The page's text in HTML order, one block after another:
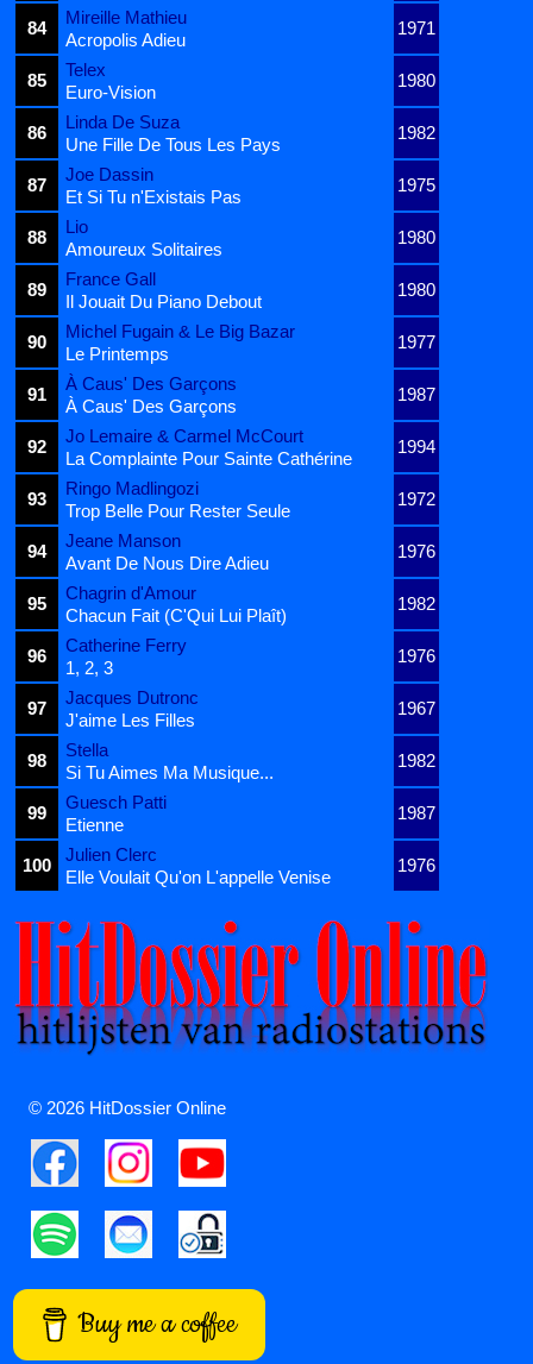
84
Mireille Mathieu
1971
Acropolis Adieu
85
Telex
1980
Euro-Vision
86
Linda De Suza
1982
Une Fille De Tous Les Pays
87
Joe Dassin
1975
Et Si Tu n'Existais Pas
88
Lio
1980
Amoureux Solitaires
89
France Gall
1980
Il Jouait Du Piano Debout
90
Michel Fugain & Le Big Bazar
1977
Le Printemps
91
À Caus' Des Garçons
1987
À Caus' Des Garçons
92
Jo Lemaire & Carmel McCourt
1994
La Complainte Pour Sainte Cathérine
93
Ringo Madlingozi
1972
Trop Belle Pour Rester Seule
94
Jeane Manson
1976
Avant De Nous Dire Adieu
95
Chagrin d'Amour
1982
Chacun Fait (C'Qui Lui Plaît)
96
Catherine Ferry
1976
1, 2, 3
97
Jacques Dutronc
1967
J'aime Les Filles
98
Stella
1982
Si Tu Aimes Ma Musique...
99
Guesch Patti
1987
Etienne
100
Julien Clerc
1976
Elle Voulait Qu'on L'appelle Venise
© 2026 HitDossier Online
Buy me a coffee